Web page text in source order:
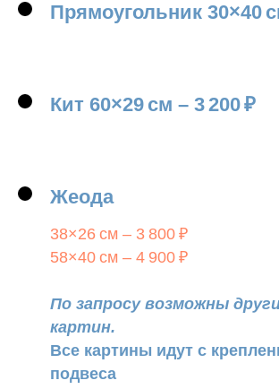
Прямоугольник 30×40
Кит 60×29 см – 3 200₽
Жеода
38×26 см – 3 800 ₽
58×40 см – 4 900 ₽
По запросу возможны
картин.
Все картины идут с
подвеса